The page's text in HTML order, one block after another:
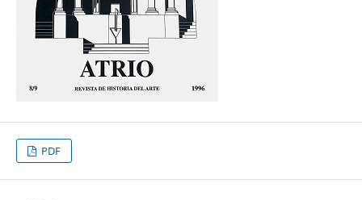
PDF